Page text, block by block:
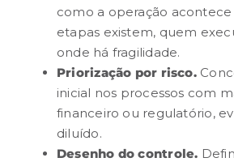
como a operação acontece
etapas existem, quem
onde há fragilidade.
Priorização por risco.
inicial nos processos com
financeiro ou regulatório,
diluído.
Desenho docontrole.